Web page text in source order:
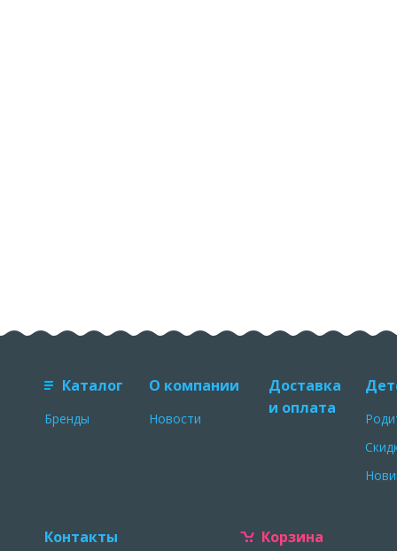
Каталог
Бренды
О компании
Новости
Доставка
и оплата
Контакты Корзина